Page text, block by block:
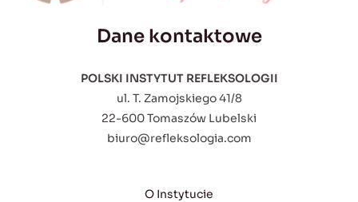
Dane kontaktowe
POLSKI INSTYTUT REFLEKSOLOGII
ul. T. Zamojskiego 41/8
22-600 Tomaszów Lubelski
biuro@refleksologia.com
O Instytucie